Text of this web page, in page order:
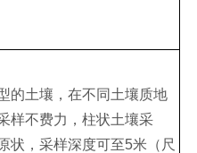
的土壤，在不同土壤质地
样不费力，柱状土壤采
状，采样深度可至5米（尺